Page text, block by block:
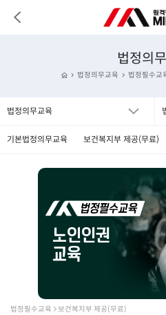
법정의
법정의무교육 법정필수교
법정의무교육
기본법정의무교육 보건복지부 제공(무료)
법정필수교육  보건복지부 제공(무료)